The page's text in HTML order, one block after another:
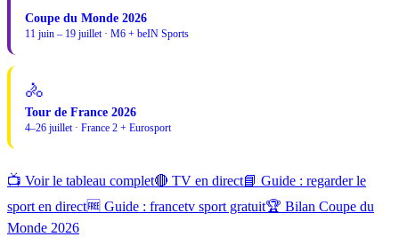
Coupe du Monde 2026
11 juin – 19 juillet · M6 + beIN Sports
🚴
Tour de France 2026
4–26 juillet · France 2 + Eurosport
📺 Voir le tableau complet🔴 TV en direct📘 Guide : regarder le
sport en direct🆓 Guide : francetv sport gratuit🏆 Bilan Coupe du
Monde 2026